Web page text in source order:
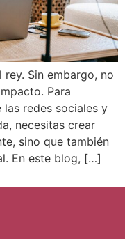
Sin embargo, no
Para
redes sociales y
necesitas crear
sino que también
En este blog, […]